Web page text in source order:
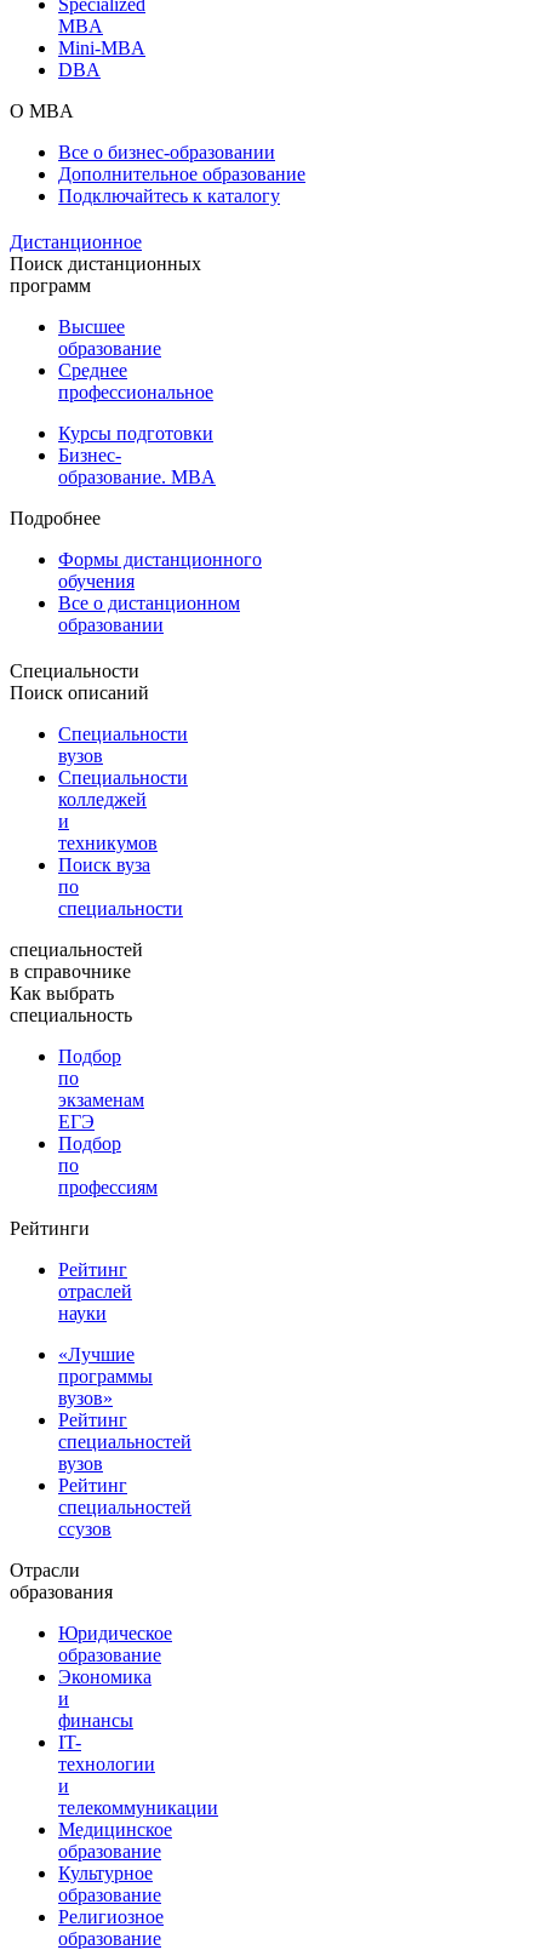
MBA
Mini-MBA
DBA
О MBA
Все о бизнес-образовании
Дополнительное образование
Подключайтесь к каталогу
Дистанционное
Поиск дистанционных
программ
Высшее
образование
Среднее
профессиональное
Курсы подготовки
Бизнес-
образование. MBA
Подробнее
Формы дистанционного
обучения
Все о дистанционном
образовании
Специальности
Поиск описаний
Специальности
вузов
Специальности
колледжей
и
техникумов
Поиск вуза
по
специальности
специальностей
в справочнике
Как выбрать
специальность
Подбор
по
экзаменам
ЕГЭ
Подбор
по
профессиям
Рейтинги
Рейтинг
отраслей
науки
«Лучшие
программы
вузов»
Рейтинг
специальностей
вузов
Рейтинг
специальностей
ссузов
Отрасли
образования
Юридическое
образование
Экономика
и
финансы
IT-
технологии
и
телекоммуникации
Медицинское
образование
Культурное
образование
Религиозное
образование